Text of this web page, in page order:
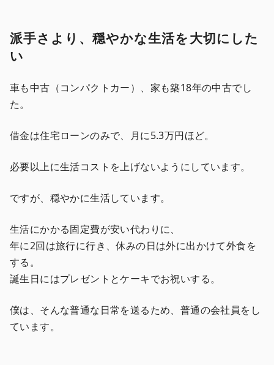
派手さより、穏やかな生活を大切にした
い
車も中古（コンパクトカー）、家も築18年の中古でし
た。
借金は住宅ローンのみで、月に5.3万円ほど。
必要以上に生活コストを上げないようにしています。
ですが、穏やかに生活しています。
生活にかかる固定費が安い代わりに、
年に2回は旅行に行き、休みの日は外に出かけて外食を
する。
誕生日にはプレゼントとケーキでお祝いする。
僕は、そんな普通な日常を送るため、普通の会社員をし
ています。